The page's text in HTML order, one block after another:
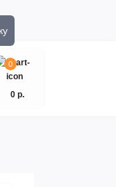
0
0 р.